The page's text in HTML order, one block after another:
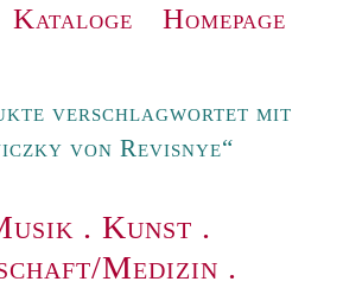
Kataloge Homepage
verschlagwortet mit
von Revisnye“
. Kunst .
Medizin .